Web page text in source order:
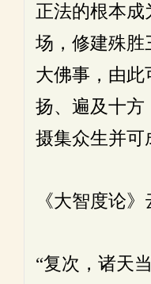
正法的根本成
场，修建殊胜
大佛事，由此
扬、遍及十方
摄集众生并可
《大智度论》
“复次，诸天